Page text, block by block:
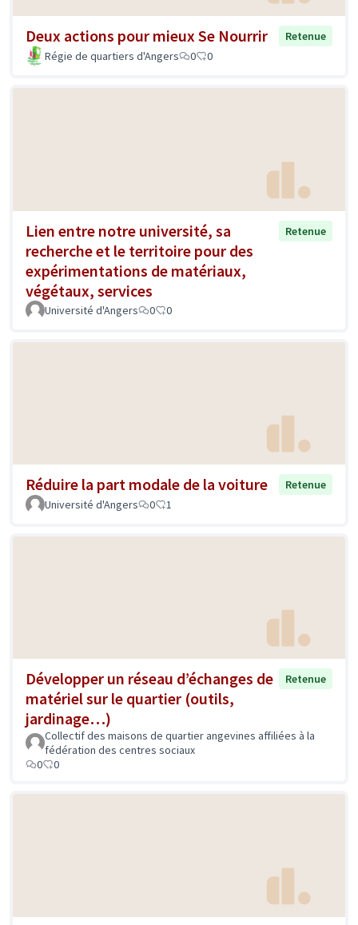
Deux actions pour mieux Se Nourrir
Retenue
Régie de quartiers d'Angers
0 0
Lien entre notre université, sa
recherche et le territoire pour des
expérimentations de matériaux,
végétaux, services
Retenue
Université d'Angers 0 0
Réduire la part modale de la voiture
Retenue
Université d'Angers
0 1
Développer un réseau d’échanges de
matériel sur le quartier (outils,
jardinage…)
Retenue
Collectif des maisons de quartier angevines affiliées à la
fédération des centres sociaux
0
0